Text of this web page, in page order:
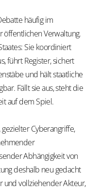
häufig im
Verwaltung.
Sie koordiniert
führt Register, sichert
und hält staatliche
Fällt sie aus, steht die
auf dem Spiel.
Cyberangriffe,
Abhängigkeit von
deshalb neu gedacht
und vollziehender Akteur,